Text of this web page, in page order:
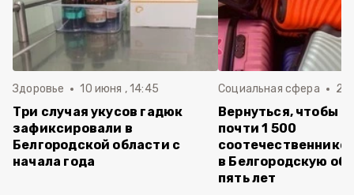
Здоровье 10 июня , 14:45
Три случая укусов гадюк
зафиксировали в
Белгородской области с
начала года
Социальная сфера 20
Вернуться, чтобы
почти 1 500
в Белгородскую
пять лет